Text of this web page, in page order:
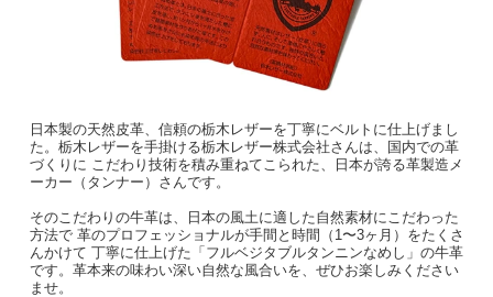
日本製の天然皮革、信頼の栃木レザーを丁寧にベルトに仕上げまし
た。栃木レザーを手掛ける栃木レザー株式会社さんは、国内での革
づくりに こだわり技術を積み重ねてこられた、日本が誇る革製造メ
ーカー（タンナー）さんです。
そのこだわりの牛革は、日本の風土に適した自然素材にこだわった
方法で 革のプロフェッショナルが手間と時間（1〜3ヶ月）をたくさ
んかけて 丁寧に仕上げた「フルベジタブルタンニンなめし」の牛革
です。革本来の味わい深い自然な風合いを、ぜひお楽しみください
ませ。